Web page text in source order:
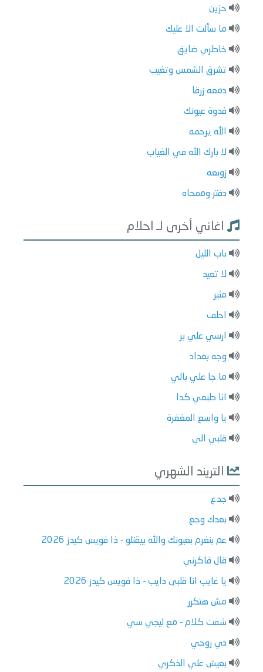
حزين
ما سألت الا عليك
خاطري ضايق
تشرق الشمس وتغيب
دمعه زرقا
فدوة عيونك
الله يرحمه
لا بارك الله في الغياب
زوبعه
دفتر وممحاه
اغاني أخرى لـ احلام
باب الليل
لا تعيد
مثير
احلف
ارسي علي بر
وجه بغداد
ما جا علي بالي
انا طبعي كدا
يا واسع المغفرة
قلبي الي
التريند الشهري
جدع
بعدك وجع
عم بنغرم بعيونك والله بيقتلو - ذا فويس كيدز 2026
قال فاكرني
يا غايب انا قلبى دايب - ذا فويس كيدز 2026
مش هتكرر
شفت كلام - مع ليجي سي
دي روحي
بعيش علي الذكري